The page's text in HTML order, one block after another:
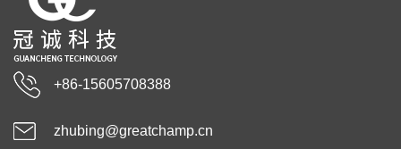
+86-15605708388
zhubing@greatchamp.cn